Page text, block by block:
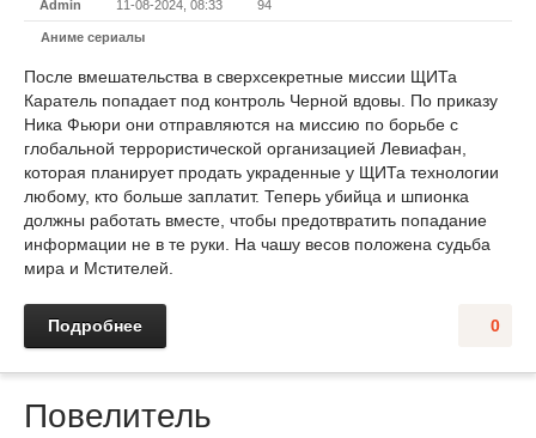
Admin 11-08-2024, 08:33 94
Аниме сериалы
После вмешательства в сверхсекретные миссии ЩИТа
Каратель попадает под контроль Черной вдовы. По приказу
Ника Фьюри они отправляются на миссию по борьбе с
глобальной террористической организацией Левиафан,
которая планирует продать украденные у ЩИТа технологии
любому, кто больше заплатит. Теперь убийца и шпионка
должны работать вместе, чтобы предотвратить попадание
информации не в те руки. На чашу весов положена судьба
мира и Мстителей.
0
Подробнее
Повелитель